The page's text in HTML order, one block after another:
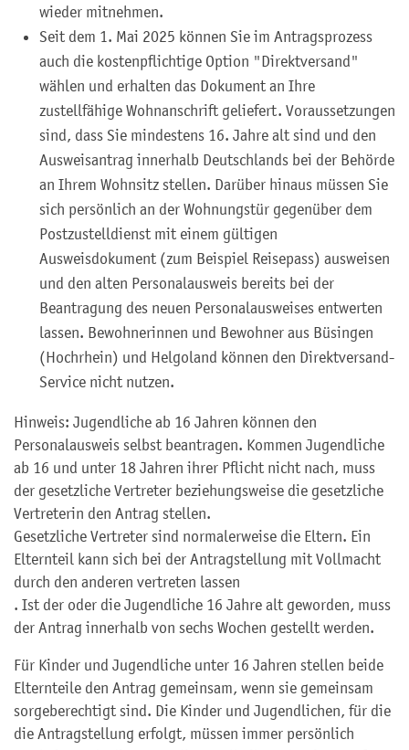
wieder mitnehmen.
Seit dem 1. Mai 2025 können Sie im Antragsprozess
auch die kostenpflichtige Option "Direktversand"
wählen und erhalten das Dokument an Ihre
zustellfähige Wohnanschrift geliefert. Voraussetzungen
sind, dass Sie mindestens 16. Jahre alt sind und den
Ausweisantrag innerhalb Deutschlands bei der Behörde
an Ihrem Wohnsitz stellen. Darüber hinaus müssen Sie
sich persönlich an der Wohnungstür gegenüber dem
Postzustelldienst mit einem gültigen
Ausweisdokument (zum Beispiel Reisepass) ausweisen
und den alten Personalausweis bereits bei der
Beantragung des neuen Personalausweises entwerten
lassen. Bewohnerinnen und Bewohner aus Büsingen
(Hochrhein) und Helgoland können den Direktversand-
Service nicht nutzen.
Hinweis: Jugendliche ab 16 Jahren können den
Personalausweis selbst beantragen. Kommen Jugendliche
ab 16 und unter 18 Jahren ihrer Pflicht nicht nach, muss
der gesetzliche Vertreter beziehungsweise die gesetzliche
Vertreterin den Antrag stellen.
Gesetzliche Vertreter sind normalerweise die Eltern. Ein
Elternteil kann sich bei der Antragstellung mit Vollmacht
durch den anderen vertreten lassen
. Ist der oder die Jugendliche 16 Jahre alt geworden, muss
der Antrag innerhalb von sechs Wochen gestellt werden.
Für Kinder und Jugendliche unter 16 Jahren stellen beide
Elternteile den Antrag gemeinsam, wenn sie gemeinsam
sorgeberechtigt sind. Die Kinder und Jugendlichen, für die
die Antragstellung erfolgt, müssen immer persönlich